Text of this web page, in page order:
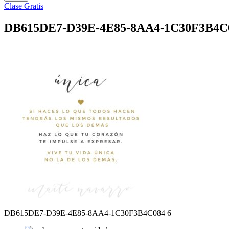
Clase Gratis
DB615DE7-D39E-4E85-8AA4-
DB615DE7-D39E-4E85-8AA4-1C30F3B4C084 6